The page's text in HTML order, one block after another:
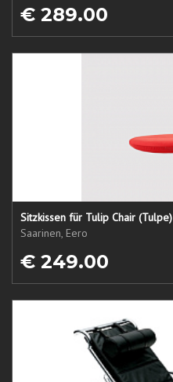
€ 289.00
Sitzkissen für Tulip Chair (Tulpe)
Saarinen, Eero
€ 249.00